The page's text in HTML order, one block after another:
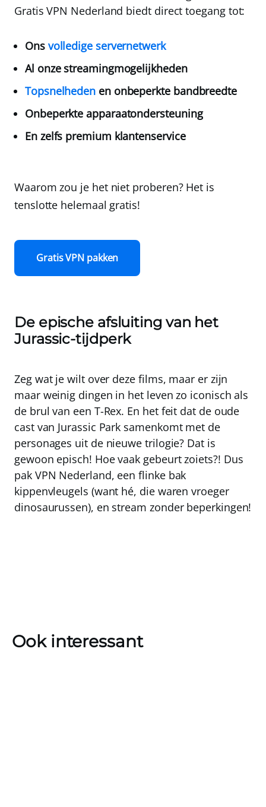
GratisVPN Nederland biedt direct toegang tot:
Ons volledige servernetwerk
Al onze streamingmogelijkheden
Topsnelheden en onbeperkte bandbreedte
Onbeperkte apparaatondersteuning
En zelfs premium klantenservice
Waarom zou je het niet proberen? Het is
tenslotte helemaal gratis!
Gratis VPN pakken
De epische afsluiting van het
Jurassic-tijdperk
Zeg wat je wilt over deze films, maar er zijn
maar weinig dingen in het leven zo iconisch als
de brul van een T-Rex. En het feit dat de oude
cast van Jurassic Park samenkomt met de
personages uit de nieuwe trilogie? Dat is
gewoon episch! Hoe vaak gebeurt zoiets?! Dus
pak VPN Nederland, een flinke bak
kippenvleugels (want hé, die waren vroeger
dinosaurussen), en stream zonder beperkingen!
Ook interessant